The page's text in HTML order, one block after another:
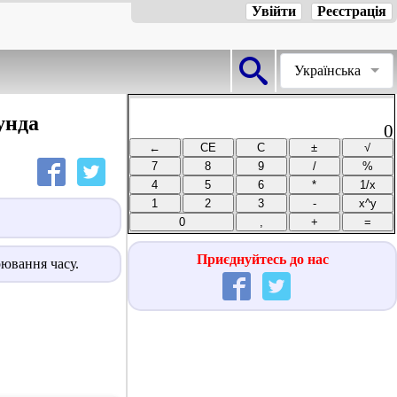
Реєстрація
Увійти
Українська
часу.
0
Приєднуйтесь до нас